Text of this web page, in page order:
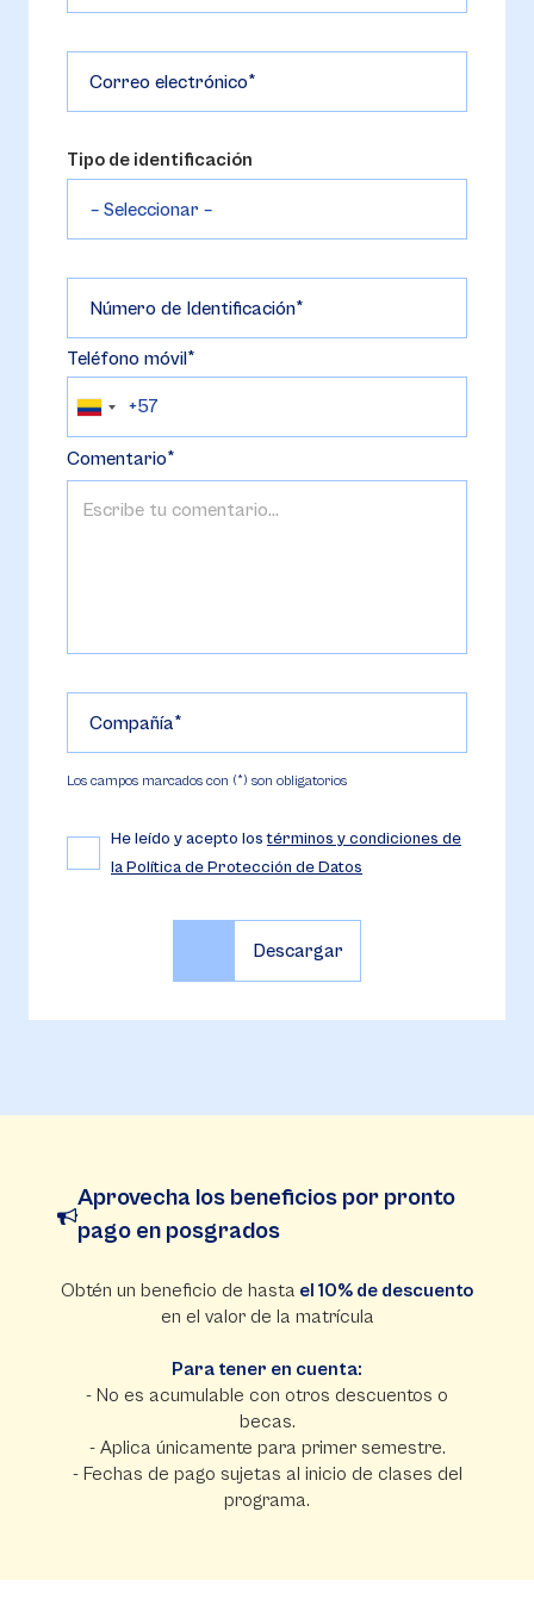
Correo electrónico
Tipo de identificación
Número de Identificación
Teléfono móvil
Comentario
Compañía
Los campos marcados con (*) son obligatorios
He leído y acepto lostérminos y condiciones de
la Política de Protección de Datos
Aprovecha los beneficios por pronto
pago en posgrados
Obtén un beneficio de hasta el 10% de descuento
en el valor de la matrícula
Para tener en cuenta:
- No es acumulable con otros descuentos o
becas.
- Aplica únicamente para primer semestre.
- Fechas de pago sujetas al inicio de clases del
programa.